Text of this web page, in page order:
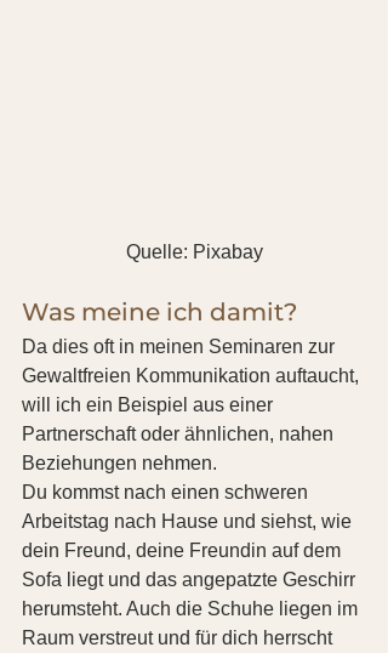
Quelle: Pixabay
Was meine ich damit?
Da dies oft in meinen Seminaren zur
Gewaltfreien Kommunikation auftaucht,
will ich ein Beispiel aus einer
Partnerschaft oder ähnlichen, nahen
Beziehungen nehmen.
Du kommst nach einen schweren
Arbeitstag nach Hause und siehst, wie
dein Freund, deine Freundin auf dem
Sofa liegt und das angepatzte Geschirr
herumsteht. Auch die Schuhe liegen im
Raum verstreut und für dich herrscht